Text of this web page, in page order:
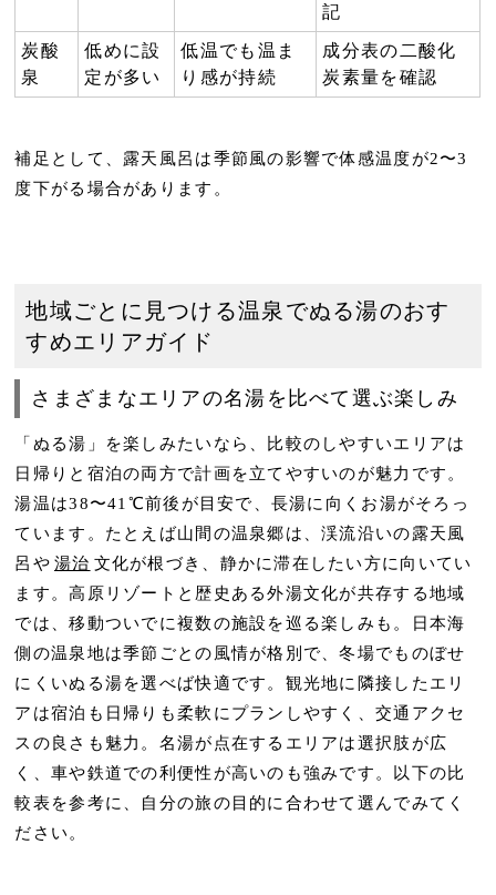
記
炭酸
泉
低めに設
定が多い
低温でも温ま
り感が持続
成分表の二酸化
炭素量を確認
補足として、露天風呂は季節風の影響で体感温度が2〜3
度下がる 場合があります。
地域ごとに見つける温泉でぬる湯のおす
すめエリアガイド
さまざまなエリアの名湯を比べて選ぶ楽しみ
「ぬる湯」を楽しみたいなら、比較のしやすいエリアは
日帰りと宿泊の両方で計画を立てやすいのが魅力です。
湯温は38〜41℃前後 が目安で、長湯に向くお湯がそろっ
ています。たとえば山間の温泉郷は、渓流沿いの露天風
呂や 湯治 文化が根づき、静かに滞在したい方に向いてい
ます。高原リゾートと歴史ある外湯文化が共存する地域
では、移動ついでに複数の施設を巡る楽しみも。日本海
側の温泉地は季節ごとの風情が格別で、冬場でものぼせ
にくいぬる湯を選べば快適です。観光地に隣接したエリ
アは宿泊も日帰りも柔軟にプランしやすく、交通アクセ
スの良さも魅力。名湯が点在するエリアは選択肢が広
く、車や鉄道での利便性が高いのも強みです。以下の比
較表を参考に、自分の旅の目的に合わせて選んでみてく
ださい。